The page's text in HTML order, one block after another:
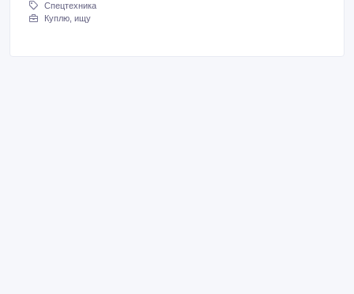
Спецтехника
Куплю, ищу